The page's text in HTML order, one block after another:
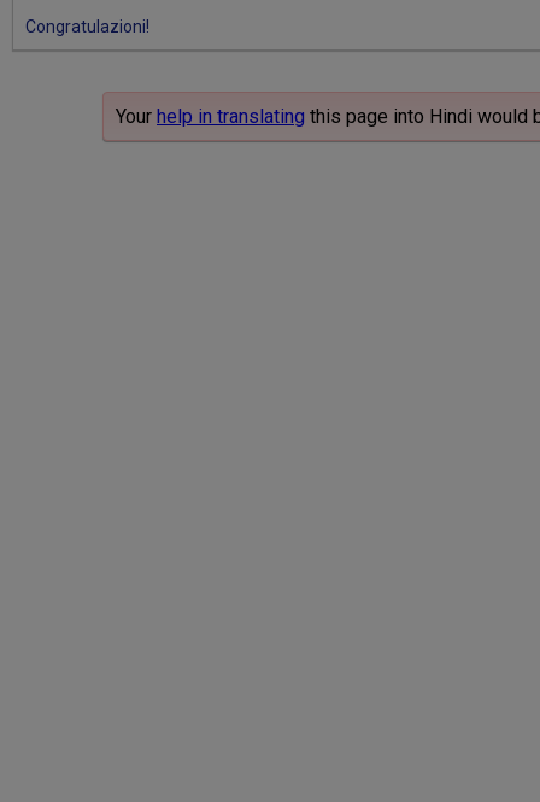
Congratulazioni!
Your help in translating this page into Hindi would